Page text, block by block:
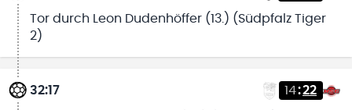
Tor durch Leon Dudenhöffer (13.) (Südpfalz Tiger
2)
32:17 14:22